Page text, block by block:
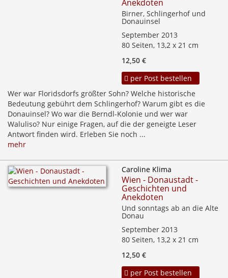
Anekdoten
Birner, Schlingerhof und
Donauinsel
September 2013
80 Seiten, 13,2 x 21 cm
12,50 €
per Post bestellen
Wer war Floridsdorfs größter Sohn? Welche historische
Bedeutung gebührt dem Schlingerhof? Warum gibt es die
Donauinsel? Wo war die Berndl-Kolonie und wer war
Waluliso? Nur einige Fragen, auf die der geneigte Leser
Antwort finden wird. Erleben Sie noch ...
mehr
Caroline Klima
Wien - Donaustadt -
Geschichten und
Anekdoten
Und sonntags ab an die Alte
Donau
September 2013
80 Seiten, 13,2 x 21 cm
12,50 €
per Post bestellen